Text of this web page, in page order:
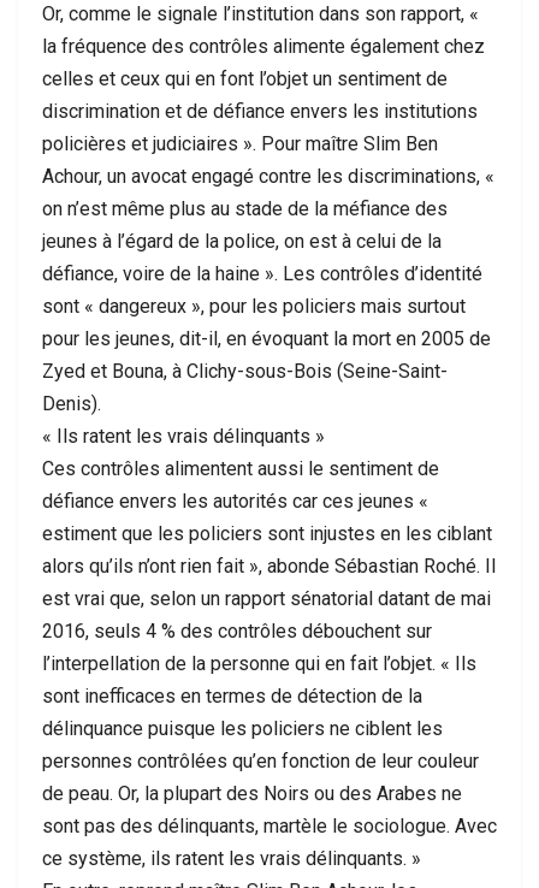
Or, comme le signale l’institution dans son rapport, «
la fréquence des contrôles alimente également chez
celles et ceux qui en font l’objet un sentiment de
discrimination et de défiance envers les institutions
policières et judiciaires ». Pour maître Slim Ben
Achour, un avocat engagé contre les discriminations, «
on n’est même plus au stade de la méfiance des
jeunes à l’égard de la police, on est à celui de la
défiance, voire de la haine ». Les contrôles d’identité
sont « dangereux », pour les policiers mais surtout
pour les jeunes, dit-il, en évoquant la mort en 2005 de
Zyed et Bouna, à Clichy-sous-Bois (Seine-Saint-
Denis).
« Ils ratent les vrais délinquants »
Ces contrôles alimentent aussi le sentiment de
défiance envers les autorités car ces jeunes «
estiment que les policiers sont injustes en les ciblant
alors qu’ils n’ont rien fait », abonde Sébastian Roché. Il
est vrai que, selon un rapport sénatorial datant de mai
2016, seuls 4 % des contrôles débouchent sur
l’interpellation de la personne qui en fait l’objet. « Ils
sont inefficaces en termes de détection de la
délinquance puisque les policiers ne ciblent les
personnes contrôlées qu’en fonction de leur couleur
de peau. Or, la plupart des Noirs ou des Arabes ne
sont pas des délinquants, martèle le sociologue. Avec
ce système, ils ratent les vrais délinquants. »